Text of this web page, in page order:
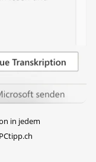
in jedem